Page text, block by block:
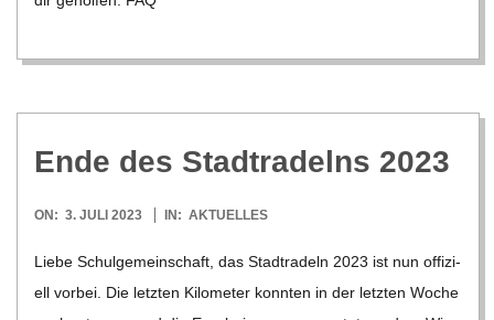
Ende des Stadt­ra­delns 2023
2023-
ON: 3. JULI 2023 IN: AKTUELLES
Liebe Schul­ge­mein­schaft, das Stadt­ra­deln 2023 ist nun offi­zi­
ell vor­bei. Die letz­ten Kilo­me­ter konn­ten in der letz­ten Woche